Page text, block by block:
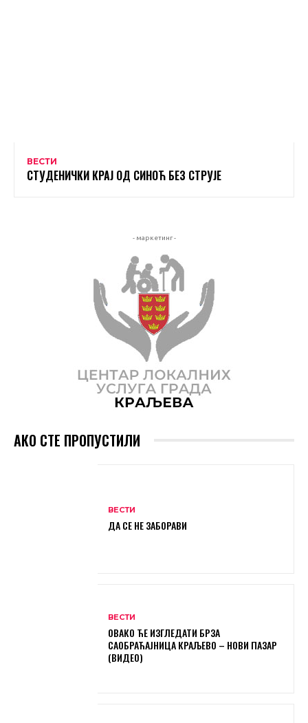
ВЕСТИ
СТУДЕНИЧКИ КРАЈ ОД СИНОЋ БЕЗ СТРУЈЕ
- маркетинг -
АКО СТЕ ПРОПУСТИЛИ
ВЕСТИ
ДА СЕ НЕ ЗАБОРАВИ
ВЕСТИ
ОВАКО ЋЕ ИЗГЛЕДАТИ БРЗА
САОБРАЋАЈНИЦА КРАЉЕВО – НОВИ ПАЗАР
(ВИДЕО)